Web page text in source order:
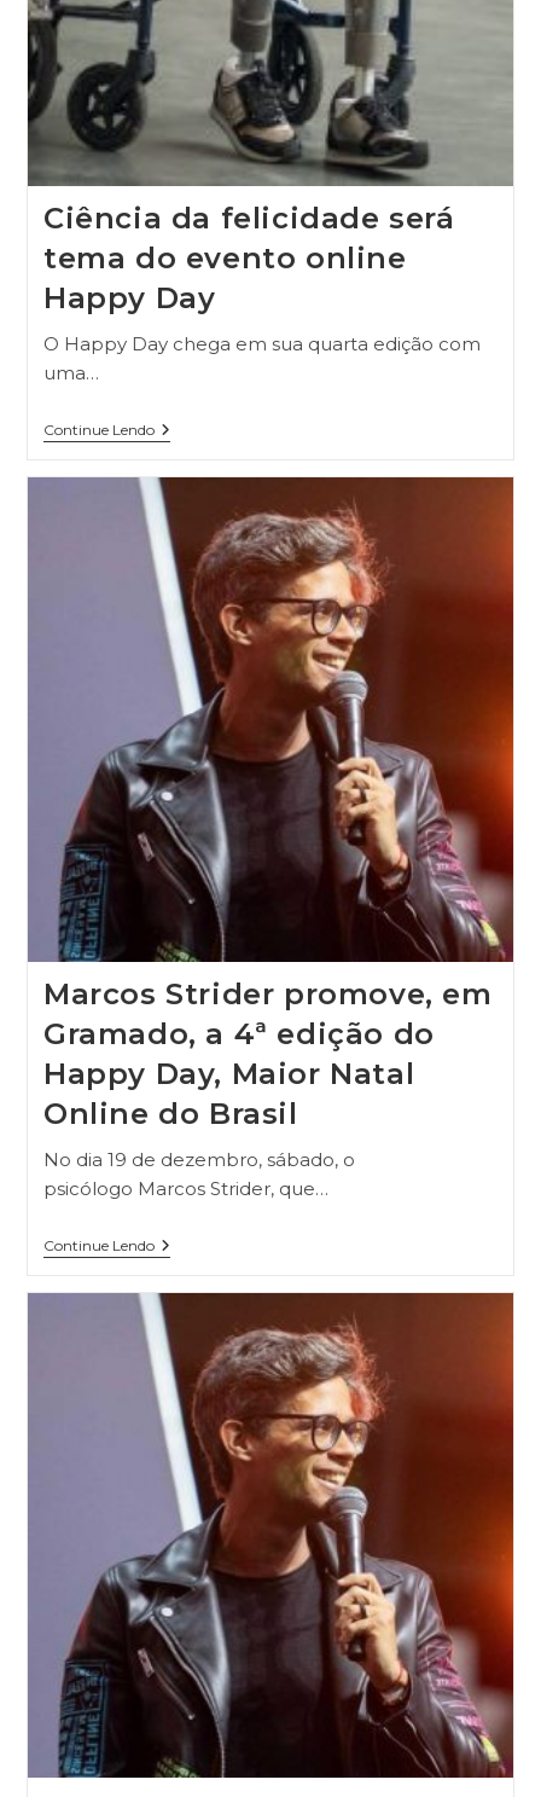
Ciência da felicidade será
tema do evento online
Happy Day
O Happy Day chega em sua quarta edição com
uma…
Continue Lendo
Marcos Strider promove, em
Gramado, a 4ª edição do
Happy Day, Maior Natal
Online do Brasil
No dia 19 de dezembro, sábado, o
psicólogo Marcos Strider, que…
Continue Lendo